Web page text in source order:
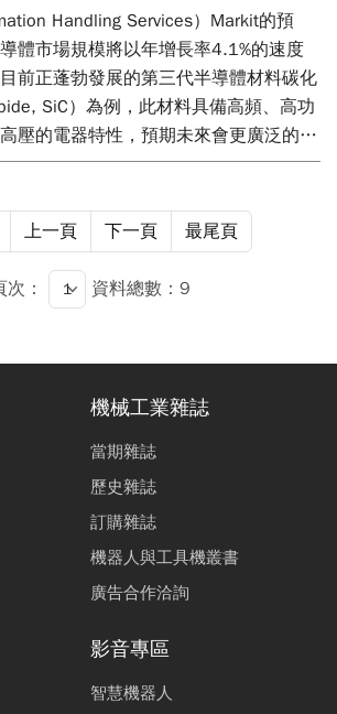
引入損傷層。本文嘗試以自行發展的大
備，去除輪磨加工應力導致的翹曲。實
氣電漿設備可快速且有效的將晶圓翹曲
用8000號砂輪)後的110-150 µm，降回
前的晶圓翹曲量）。
Handling Services）Markit的預
體市場規模將以年增長率4.1%的速度
前正蓬勃發展的第三代半導體材料碳化
SiC）為例，此材料具備高頻、高功
壓的電器特性，預期未來會更廣泛的應
樁、太陽能、離岸風電、基地台與5G
困難，並且晶圓尺寸越大越棘手，SiC
過程即唯一重要的製程技術，如何透過
術進行晶錠切割，許多公司都投入資源
發。本文將針對近年來各種主要切割技
上一頁 下一頁 最尾頁
次： 資料總數：9
機械工業雜誌
當期雜誌
歷史雜誌
訂購雜誌
機器人與工具機叢書
廣告合作洽詢
影音專區
智慧機器人